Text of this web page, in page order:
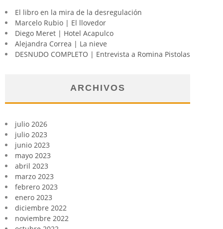
El libro en la mira de la desregulación
Marcelo Rubio | El llovedor
Diego Meret | Hotel Acapulco
Alejandra Correa | La nieve
DESNUDO COMPLETO | Entrevista a Romina Pistolas
ARCHIVOS
julio 2026
julio 2023
junio 2023
mayo 2023
abril 2023
marzo 2023
febrero 2023
enero 2023
diciembre 2022
noviembre 2022